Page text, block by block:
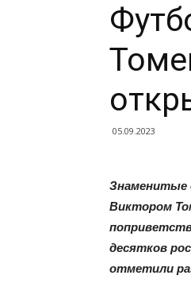
05.09.2023
Знаменитые
Виктором
десятков
отметили